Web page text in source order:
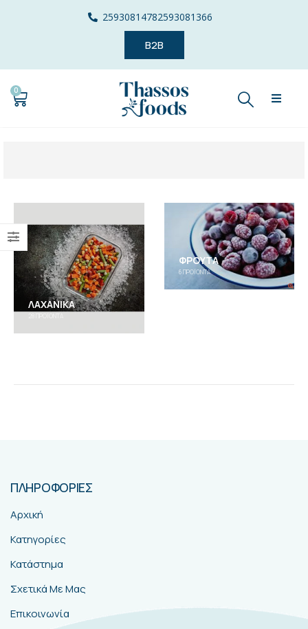
25930814782593081366
B2B
0
ΛΑΧΑΝΙΚΆ
28
ΦΡΟΎΤΑ
6ΠΡΟΪΌΝΤΑ
ΠΛΗΡΟΦΟΡΙΕΣ
Αρχική
Κατηγορίες
Κατάστημα
Σχετικά Με Μας
Επικοινωνία